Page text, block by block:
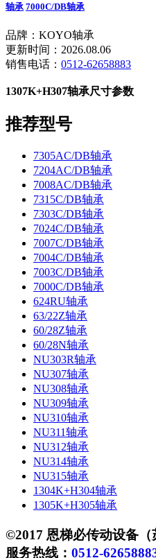
轴承 7000C/DB轴承
品牌：KOYO轴承
更新时间：2026.08.06
销售电话： 0512-62658883
1307K+H307轴承尺寸参数
推荐型号
7305AC/DB轴承
7204AC/DB轴承
7008AC/DB轴承
7315C/DB轴承
7303C/DB轴承
7024C/DB轴承
7007C/DB轴承
7004C/DB轴承
7003C/DB轴承
7000C/DB轴承
624RU轴承
63/22Z轴承
60/28Z轴承
60/28N轴承
NU303R轴承
NU307轴承
NU308轴承
NU309轴承
NU310轴承
NU311轴承
NU312轴承
NU314轴承
NU315轴承
1304K+H304轴承
1305K+H305轴承
©2017 恩梯必传动设备（
服务热线： 0512-